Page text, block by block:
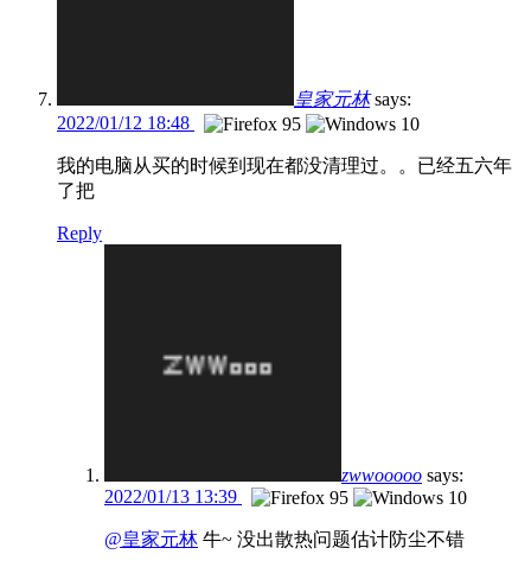
皇家元林 says:
2022/01/12 18:48
我的电脑从买的时候到现在都没清理过。。已经五六年
了把
Reply
zwwooooo says:
2022/01/13 13:39
@皇家元林 牛~ 没出散热问题估计防尘不错